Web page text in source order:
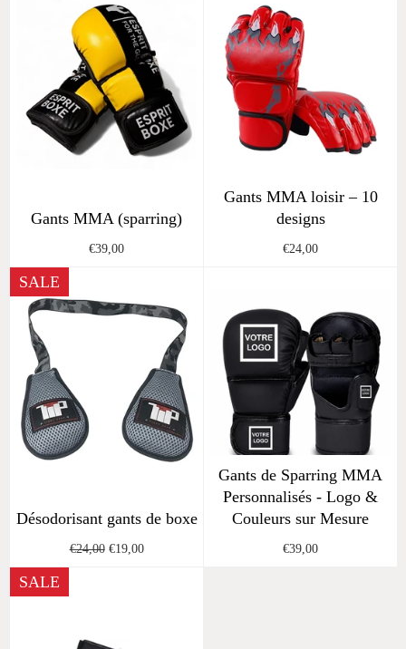
Gants MMA (sparring)
Regular
€39,00
Gants MMA loisir – 10
designs
Regular
€24,00
Désodorisant gants de boxe
Regular
price
€24,00Sale
€19,00
SALE
Gants de Sparring MMA
Personnalisés - Logo &
Couleurs sur Mesure
Regular
€39,00
SALE